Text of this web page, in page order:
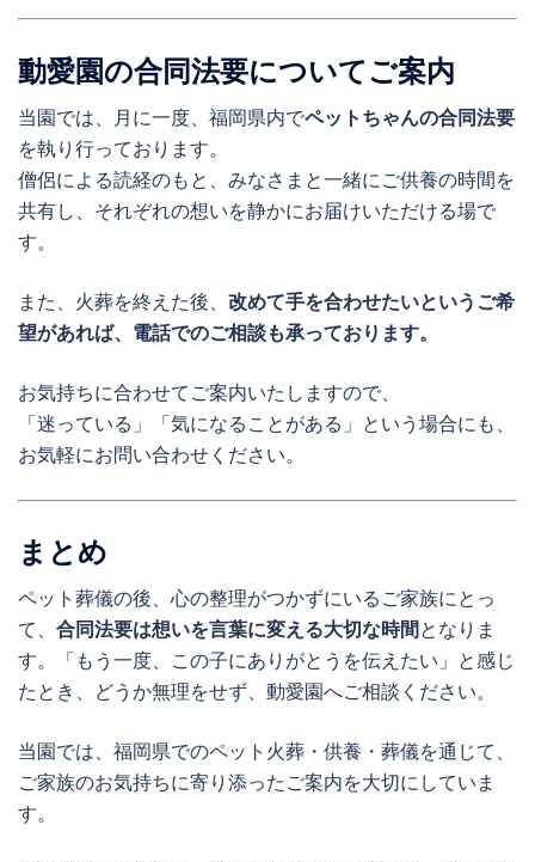
動愛園の合同法要についてご案内
当園では、月に一度、福岡県内でペットちゃんの合同法要
を執り行っております。
僧侶による読経のもと、みなさまと一緒にご供養の時間を
共有し、それぞれの想いを静かにお届けいただける場で
す。
また、火葬を終えた後、 改めて手を合わせたいというご希
望があれば、電話でのご相談も承っております。
お気持ちに合わせてご案内いたしますので、
「迷っている」「気になることがある」という場合にも、
お気軽にお問い合わせください。
まとめ
ペット葬儀の後、心の整理がつかずにいるご家族にとっ
て、 合同法要は想いを言葉に変える大切な時間 となりま
す。「もう一度、この子にありがとうを伝えたい」と感じ
たとき、どうか無理をせず、動愛園へご相談ください。
当園では、福岡県でのペット火葬・供養・葬儀を通じて、
ご家族のお気持ちに寄り添ったご案内を大切にしていま
す。